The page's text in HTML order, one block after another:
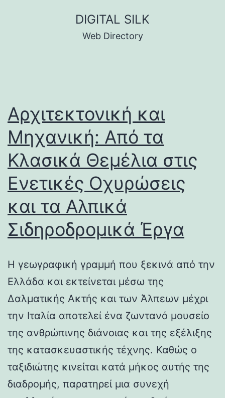
DIGITAL SILK
Web Directory
Αρχιτεκτονική και
Μηχανική: Από τα
Κλασικά Θεμέλια στις
Ενετικές Οχυρώσεις
και τα Αλπικά
Σιδηροδρομικά Έργα
Η γεωγραφική γραμμή που ξεκινά από την
Ελλάδα και εκτείνεται μέσω της
Δαλματικής Ακτής και των Άλπεων μέχρι
την Ιταλία αποτελεί ένα ζωντανό μουσείο
της ανθρώπινης διάνοιας και της εξέλιξης
της κατασκευαστικής τέχνης. Καθώς ο
ταξιδιώτης κινείται κατά μήκος αυτής της
διαδρομής, παρατηρεί μια συνεχή